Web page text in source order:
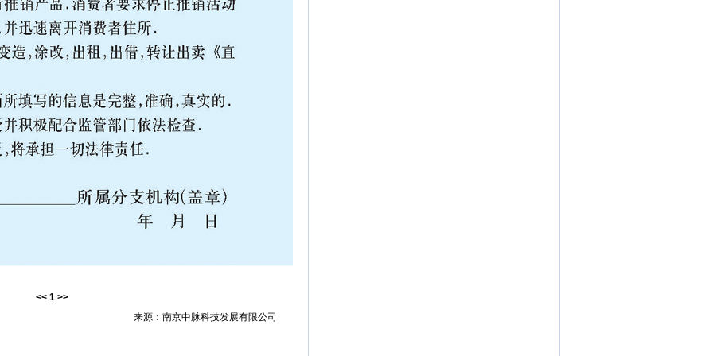
<< 1 >>
来源：南京中脉科技发展有限公司